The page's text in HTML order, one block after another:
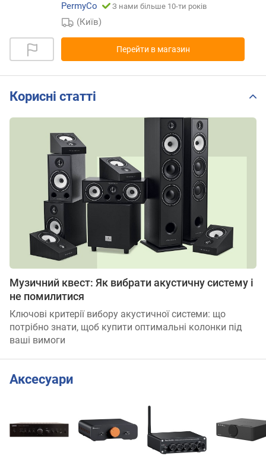
PermyCo
З нами більше 10-ти років
(Київ)
Перейти в магазин
Корисні статті
Музичний квест: Як вибрати акустичну систему і
не помилитися
Ключові критерії вибору акустичної системи: що
потрібно знати, щоб купити оптимальні колонки під
ваші вимоги
Аксесуари